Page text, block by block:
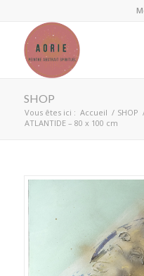
SHOP
Vous êtes ici : Accueil / SHOP
ATLANTIDE – 80 x 100 cm